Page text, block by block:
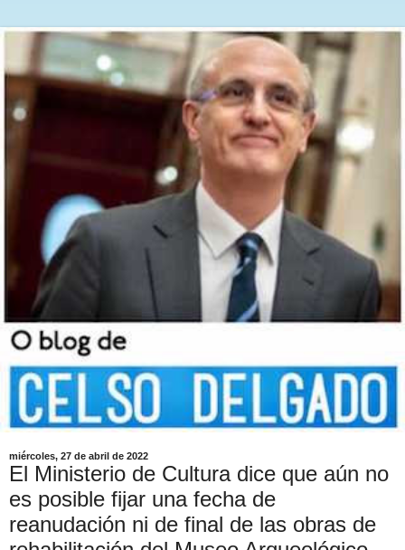
miércoles, 27 de abril de 2022
El Ministerio de Cultura dice que aún no
es posible fijar una fecha de
reanudación ni de final de las obras de